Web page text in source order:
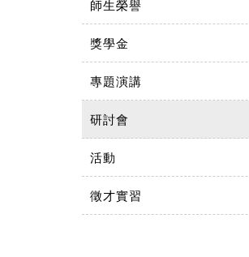
師生榮譽
獎學金
專題演講
研討會
活動
徵才實習